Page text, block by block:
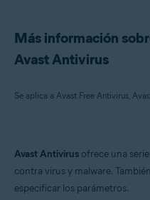
Más información
Avast Antivirus
Productos:
Avast Free Antivirus
Avast Antivirus ofrece una
contra virus y malware.
especificar los parámetros.